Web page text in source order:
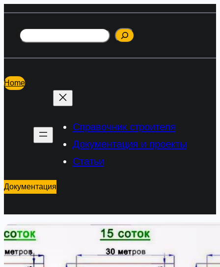
содержимому
Поиск
Home
Справочник строителя
Документация и проекты
Статьи
Документация